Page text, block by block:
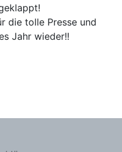
die tolle Presse und
Jahr wieder!!